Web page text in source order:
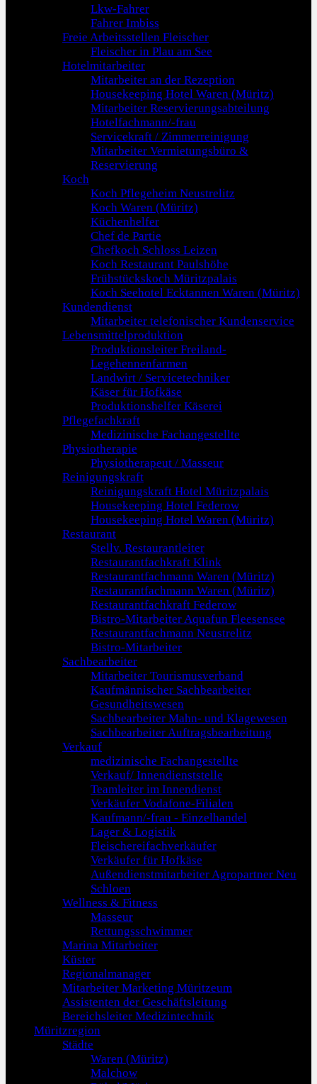
Lkw-Fahrer
Fahrer Imbiss
Freie Arbeitsstellen Fleischer
Fleischer in Plau am See
Hotelmitarbeiter
Mitarbeiter an der Rezeption
Housekeeping Hotel Waren (Müritz)
Mitarbeiter Reservierungsabteilung
Hotelfachmann/-frau
Servicekraft / Zimmerreinigung
Mitarbeiter Vermietungsbüro &
Reservierung
Koch
Koch Pflegeheim Neustrelitz
Koch Waren (Müritz)
Küchenhelfer
Chef de Partie
Chefkoch Schloss Leizen
Koch Restaurant Paulshöhe
Frühstückskoch Müritzpalais
Koch Seehotel Ecktannen Waren (Müritz)
Kundendienst
Mitarbeiter telefonischer Kundenservice
Lebensmittelproduktion
Produktionsleiter Freiland-
Legehennenfarmen
Landwirt / Servicetechniker
Käser für Hofkäse
Produktionshelfer Käserei
Pflegefachkraft
Medizinische Fachangestellte
Physiotherapie
Physiotherapeut / Masseur
Reinigungskraft
Reinigungskraft Hotel Müritzpalais
Housekeeping Hotel Federow
Housekeeping Hotel Waren (Müritz)
Restaurant
Stellv. Restaurantleiter
Restaurantfachkraft Klink
Restaurantfachmann Waren (Müritz)
Restaurantfachmann Waren (Müritz)
Restaurantfachkraft Federow
Bistro-Mitarbeiter Aquafun Fleesensee
Restaurantfachmann Neustrelitz
Bistro-Mitarbeiter
Sachbearbeiter
Mitarbeiter Tourismusverband
Kaufmännischer Sachbearbeiter
Gesundheitswesen
Sachbearbeiter Mahn- und Klagewesen
Sachbearbeiter Auftragsbearbeitung
Verkauf
medizinische Fachangestellte
Verkauf/ Innendienststelle
Teamleiter im Innendienst
Verkäufer Vodafone-Filialen
Kaufmann/-frau - Einzelhandel
Lager & Logistik
Fleischereifachverkäufer
Verkäufer für Hofkäse
Außendienstmitarbeiter Agropartner Neu
Schloen
Wellness & Fitness
Masseur
Rettungsschwimmer
Marina Mitarbeiter
Küster
Regionalmanager
Mitarbeiter Marketing Müritzeum
Assistenten der Geschäftsleitung
Bereichsleiter Medizintechnik
Müritzregion
Städte
Waren (Müritz)
Malchow